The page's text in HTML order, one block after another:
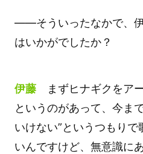
――そういったなかで、
はいかがでしたか？
伊藤まずヒナギクをアー
というのがあって、今ま
いけない”というつもり
いんですけど、無意識に